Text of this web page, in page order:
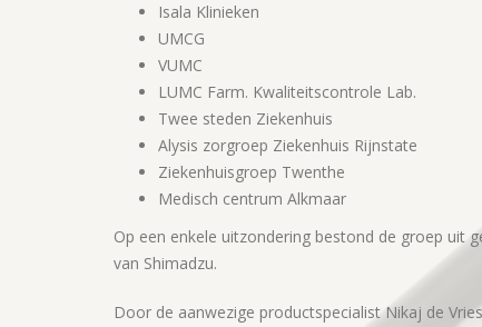
Isala Klinieken
UMCG
VUMC
LUMC Farm. Kwaliteitscontrole Lab.
Twee steden Ziekenhuis
Alysis zorgroep Ziekenhuis Rijnstate
Ziekenhuisgroep Twenthe
Medisch centrum Alkmaar
Op een enkele uitzondering bestond de groep uit
van Shimadzu.
Door de aanwezige productspecialist Nikaj de